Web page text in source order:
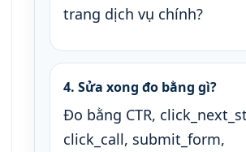
trang dịch vụ chính?
4. Sửa xong đo bằng gì?
Đo bằng CTR,
click_call, submit_form,